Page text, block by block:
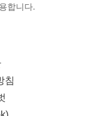
합니다.
침